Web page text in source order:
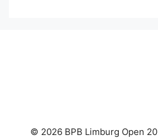
© 2026 BPB Limburg Open